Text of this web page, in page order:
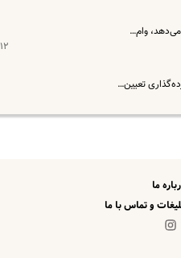
می‌دهد، وام…
۱۲ اسفند ۱۴۰۲
تعیین‌…
ما
و تماس با ما